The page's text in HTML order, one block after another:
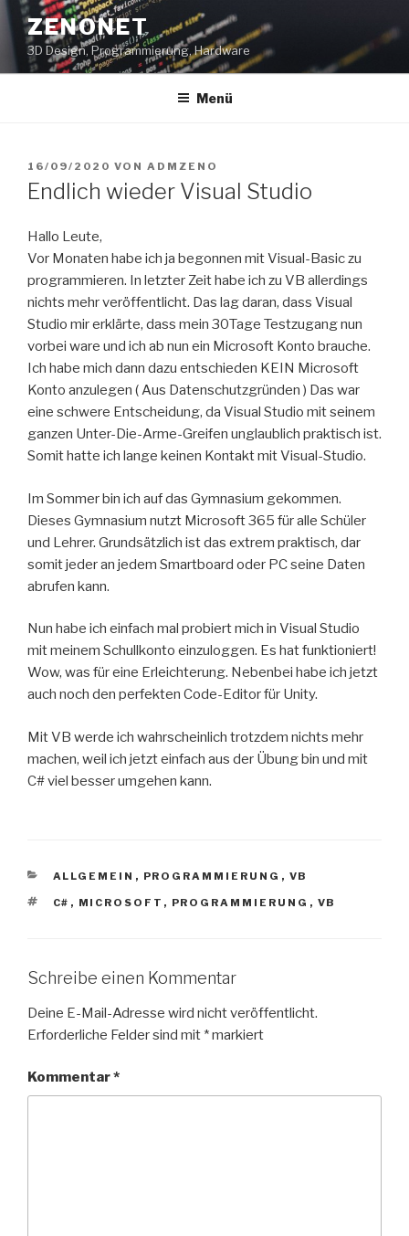
Zum
Inhalt
springen
ZENONET
3D Design, Programmierung, Hardware
Menü
VERÖFFENTLICHT
AM
16/09/2020 VON ADMZENO
Endlich wieder Visual Studio
Hallo Leute,
Vor Monaten habe ich ja begonnen mit Visual-Basic zu
programmieren. In letzter Zeit habe ich zu VB allerdings
nichts mehr veröffentlicht. Das lag daran, dass Visual
Studio mir erklärte, dass mein 30Tage Testzugang nun
vorbei ware und ich ab nun ein Microsoft Konto brauche.
Ich habe mich dann dazu entschieden KEIN Microsoft
Konto anzulegen ( Aus Datenschutzgründen ) Das war
eine schwere Entscheidung, da Visual Studio mit seinem
ganzen Unter-Die-Arme-Greifen unglaublich praktisch ist.
Somit hatte ich lange keinen Kontakt mit Visual-Studio.
Im Sommer bin ich auf das Gymnasium gekommen.
Dieses Gymnasium nutzt Microsoft 365 für alle Schüler
und Lehrer. Grundsätzlich ist das extrem praktisch, dar
somit jeder an jedem Smartboard oder PC seine Daten
abrufen kann.
Nun habe ich einfach mal probiert mich in Visual Studio
mit meinem Schullkonto einzuloggen. Es hat funktioniert!
Wow, was für eine Erleichterung. Nebenbei habe ich jetzt
auch noch den perfekten Code-Editor für Unity.
Mit VB werde ich wahrscheinlich trotzdem nichts mehr
machen, weil ich jetzt einfach aus der Übung bin und mit
C# viel besser umgehen kann.
KATEGORIEN
ALLGEMEIN , PROGRAMMIERUNG , VB
SCHLAGWÖRTER
C# , MICROSOFT , PROGRAMMIERUNG , VB
Schreibe einen Kommentar
Deine E-Mail-Adresse wird nicht veröffentlicht.
Erforderliche Felder sind mit *markiert
Kommentar*